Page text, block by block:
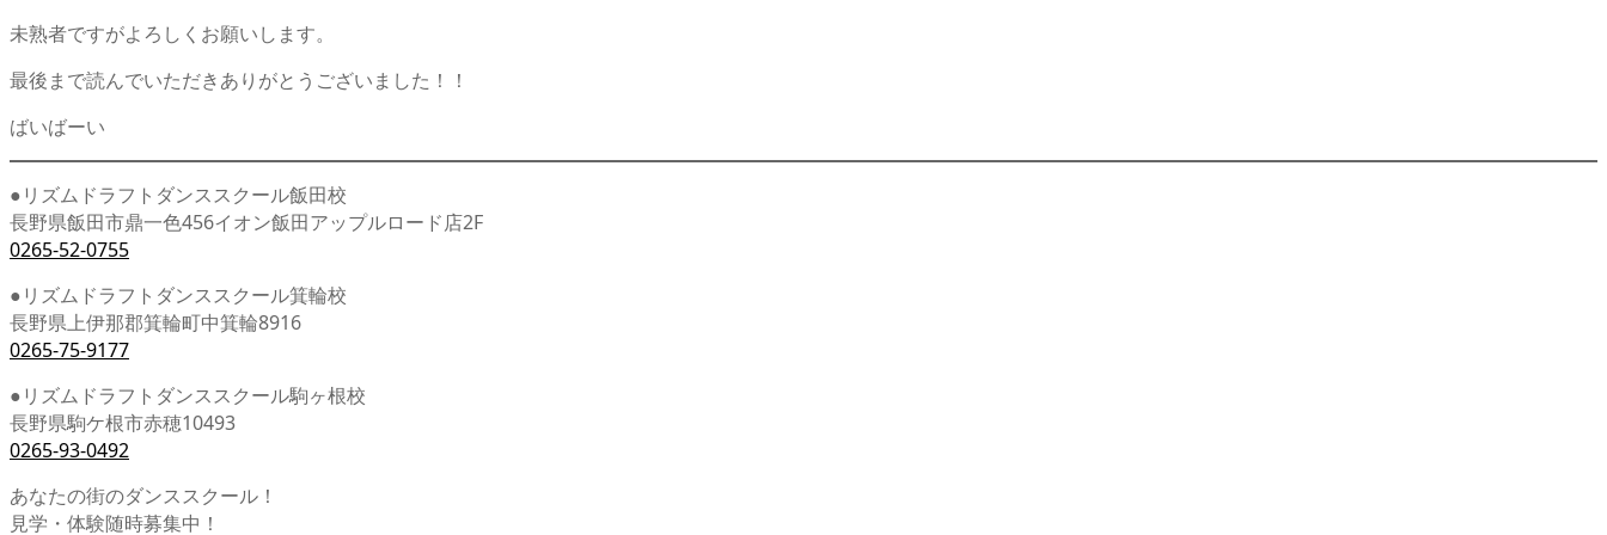
未熟者ですがよろしくお願いします。
最後まで読んでいただきありがとうございました！！
ばいばーい
●リズムドラフトダンススクール飯田校
長野県飯田市鼎一色456イオン飯田アップルロード店2F
0265-52-0755
●リズムドラフトダンススクール箕輪校
長野県上伊那郡箕輪町中箕輪8916
0265-75-9177
●リズムドラフトダンススクール駒ヶ根校
長野県駒ケ根市赤穂10493
0265-93-0492
あなたの街のダンススクール！
見学・体験随時募集中！